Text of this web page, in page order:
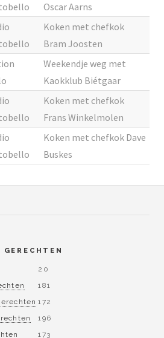
Oscar Aarns
Koken met chefkok
Bram Joosten
Weekendje weg met
Kaokklub Biétgaar
Koken met chefkok
Frans Winkelmolen
Koken met chefkok Dave
Buskes
20
181
172
196
173